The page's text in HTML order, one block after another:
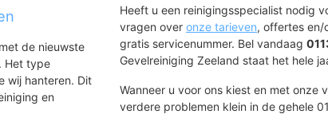
de nieuwste
Het type
wij hanteren. Dit
en
Heeft u een reinigingsspecialist nodig
vragen over onze tarieven, offertes en/
gratis servicenummer. Bel vandaag
Gevelreiniging Zeeland staat het hele
Wanneer u voor ons kiest en met onze
verdere problemen klein in de gehele